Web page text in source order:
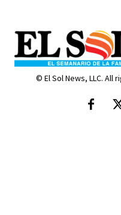
© El Sol News, LLC. All